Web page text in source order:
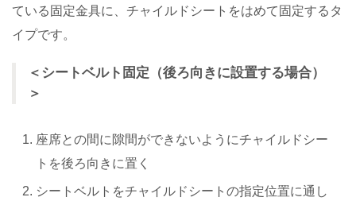
ている固定金具に、チャイルドシートをはめて固定するタ
イプです。
＜シートベルト固定（後ろ向きに設置する場合）
＞
座席との間に隙間ができないようにチャイルドシー
トを後ろ向きに置く
シートベルトをチャイルドシートの指定位置に通し